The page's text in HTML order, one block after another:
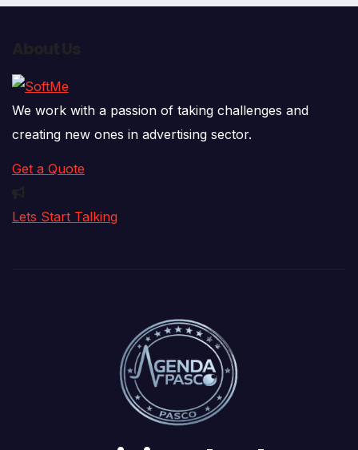
We work with a passion of taking challenges and
creating new ones in advertising sector.
Get a Quote
Lets Start Talking